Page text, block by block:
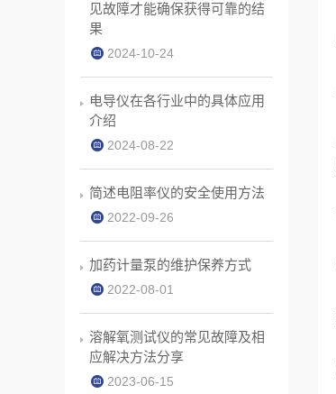
见故障才能确保获得可靠的结
果
2024-10-24
电导仪在各行业中的具体应用
介绍
2024-08-22
简述电阻率仪的安全使用方法
2022-09-26
加药计量泵的维护保养方式
2022-08-01
溶解氧测试仪的常见故障及相
应解决方法分享
2023-06-15